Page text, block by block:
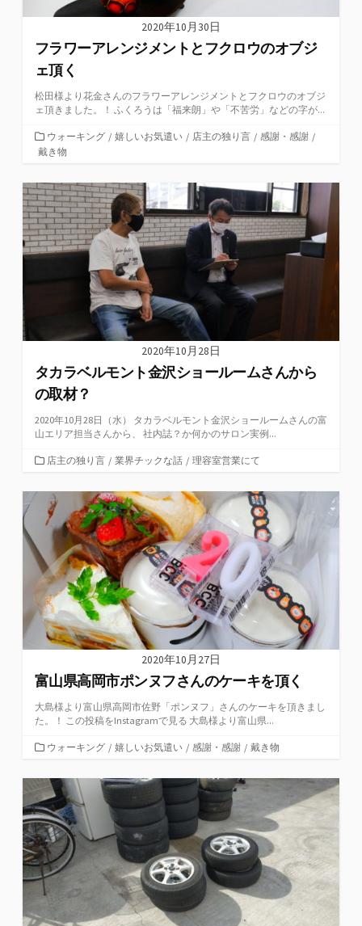
2020年10月30日
フラワーアレンジメントとフクロウのオブジ
ェ頂く
松田様より花金さんのフラワーアレンジメントとフクロウのオブジ
ェ頂きました。！ ふくろうは「福来朗」や「不苦労」などの字が...
カ
テ
リ
ー
ウォーキング / 嬉しいお気遣い / 店主の独り言 / 感謝・感謝 /
戴き物
2020年10月28日
タカラベルモント金沢ショールームさんから
の取材？
2020年10月28日（水） タカラベルモント金沢ショールームさんの富
山エリア担当さんから、 社内誌？か何かのサロン実例...
カ
ゴ
リ
ー
店主の独り言 / 業界チックな話 / 理容室営業にて
2020年10月27日
富山県高岡市ポンヌフさんのケーキを頂く
大島様より富山県高岡市佐野「ポンヌフ」さんのケーキを頂きまし
た。！ この投稿をInstagramで見る 大島様より富山県...
カ
ゴ
リ
ー
ウォーキング / 嬉しいお気遣い / 感謝・感謝 / 戴き物